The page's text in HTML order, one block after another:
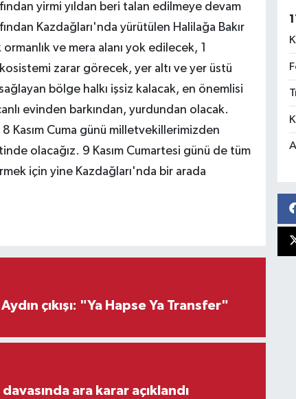
yirmi yıldan beri talan edilmeye devam
Kazdağları'nda yürütülen Halilağa Bakır
ve mera alanı yok edilecek, 1
zarar görecek, yer altı ve yer üstü
bölge halkı işsiz kalacak, en önemlisi
evinden barkından, yurdundan olacak.
Kasım Cuma günü milletvekillerimizden
olacağız. 9 Kasım Cumartesi günü de tüm
için yine Kazdağları'nda bir arada
çıkışı: "Ya Hapse Ya Transfer"
ara karar açıklandı